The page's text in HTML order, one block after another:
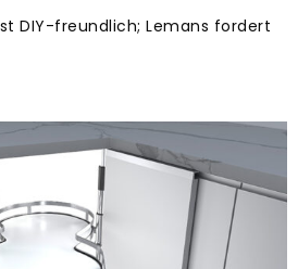
DIY-freundlich; Lemans fordert